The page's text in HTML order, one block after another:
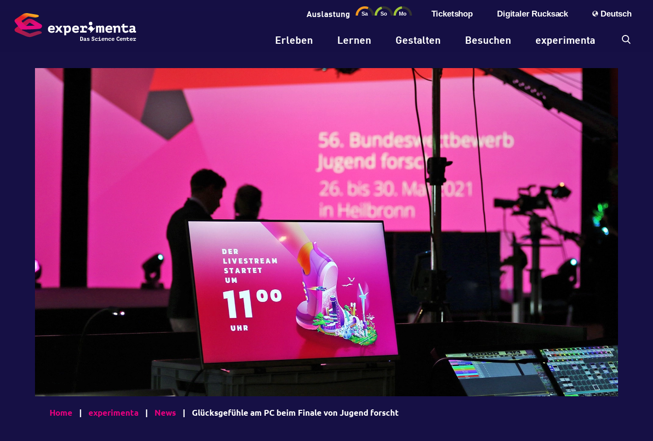
Auslastung Ticketshop Digitaler Rucksack Deutsch
Erleben Lernen Gestalten Besuchen experimenta
Home | experimenta | News | Glücksgefühle am PC beim Finale von Jugend forscht